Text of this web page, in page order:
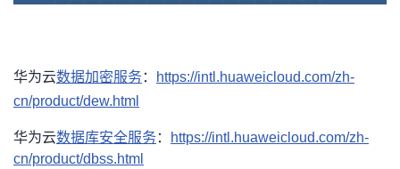
华为云数据加密服务：
https://intl.huaweicloud.com/zh-
cn/product/dew.html
华为云数据库安全服务：
https://intl.huaweicloud.com/zh-
cn/product/dbss.html